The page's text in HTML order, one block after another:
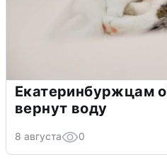
Екатеринбуржцам
вернут воду
8 августа 0